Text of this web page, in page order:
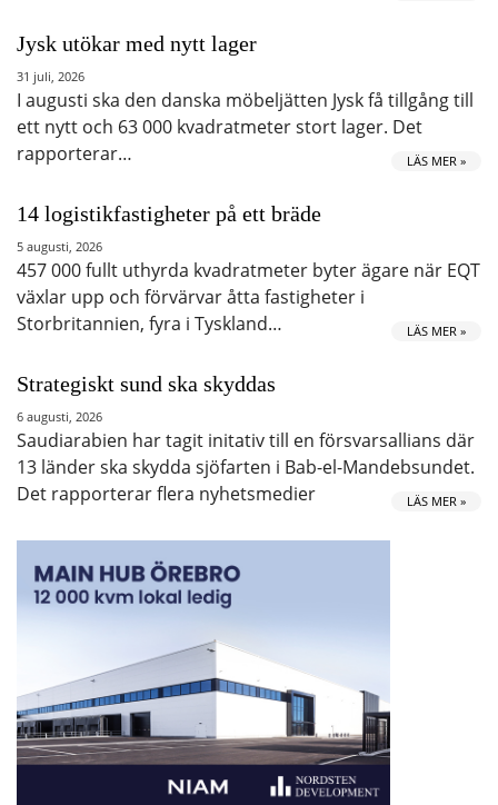
Jysk utökar med nytt lager
31 juli, 2026
I augusti ska den danska möbeljätten Jysk få tillgång till
ett nytt och 63 000 kvadratmeter stort lager. Det
rapporterar…
LÄS MER »
14 logistikfastigheter på ett bräde
5 augusti, 2026
457 000 fullt uthyrda kvadratmeter byter ägare när EQT
växlar upp och förvärvar åtta fastigheter i
Storbritannien, fyra i Tyskland…
LÄS MER »
Strategiskt sund ska skyddas
6 augusti, 2026
Saudiarabien har tagit initativ till en försvarsallians där
13 länder ska skydda sjöfarten i Bab-el-Mandebsundet.
Det rapporterar flera nyhetsmedier
LÄS MER »